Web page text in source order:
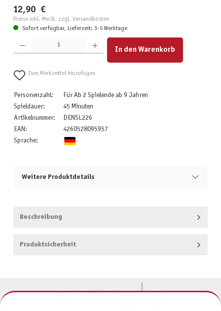
12,90 €
Preise inkl. MwSt. zzgl. Versandkosten
Sofort verfügbar, Lieferzeit: 3-5 Werktage
Produkt Anzahl: Gib den gewünschten Wert ein oder benutze die Schaltflächen um die Anzahl zu
In den Warenkorb
Zum Merkzettel hinzufügen
Personenzahl:
Für Ab 2 Spielende ab 9 Jahren
Spieldauer:
45 Minuten
Artikelnummer:
DENSL226
EAN:
4260528095957
Sprache:
Weitere Produktdetails
Beschreibung
Produktsicherheit